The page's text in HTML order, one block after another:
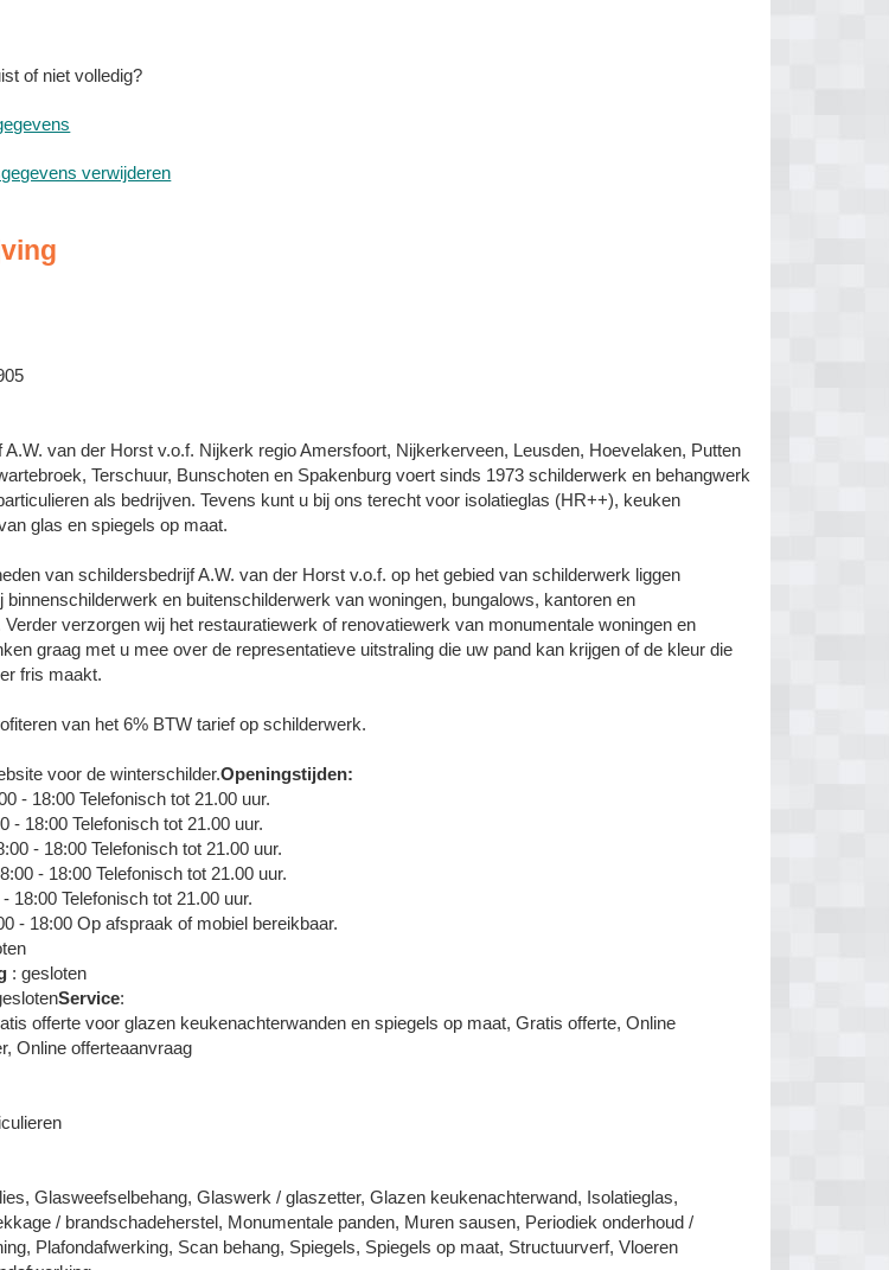
of niet volledig?
verwijderen
A.W. van der Horst v.o.f. Nijkerk regio Amersfoort, Nijkerkerveen, Leusden, Hoevelaken, Putten
Terschuur, Bunschoten en Spakenburg voert sinds 1973 schilderwerk en behangwerk
als bedrijven. Tevens kunt u bij ons terecht voor isolatieglas (HR++), keuken
glas en spiegels op maat.
van schildersbedrijf A.W. van der Horst v.o.f. op het gebied van schilderwerk liggen
binnenschilderwerk en buitenschilderwerk van woningen, bungalows, kantoren en
Verder verzorgen wij het restauratiewerk of renovatiewerk van monumentale woningen en
graag met u mee over de representatieve uitstraling die uw pand kan krijgen of de kleur die
fris maakt.
van het 6% BTW tarief op schilderwerk.
voor de winterschilder.Openingstijden:
- 18:00 Telefonisch tot 21.00 uur.
- 18:00 Telefonisch tot 21.00 uur.
- 18:00 Telefonisch tot 21.00 uur.
- 18:00 Telefonisch tot 21.00 uur.
18:00 Telefonisch tot 21.00 uur.
- 18:00 Op afspraak of mobiel bereikbaar.
: gesloten
Service:
offerte voor glazen keukenachterwanden en spiegels op maat, Gratis offerte, Online
Online offerteaanvraag
Glasweefselbehang, Glaswerk / glaszetter, Glazen keukenachterwand, Isolatieglas,
/ brandschadeherstel, Monumentale panden, Muren sausen, Periodiek onderhoud /
Plafondafwerking, Scan behang, Spiegels, Spiegels op maat, Structuurverf, Vloeren